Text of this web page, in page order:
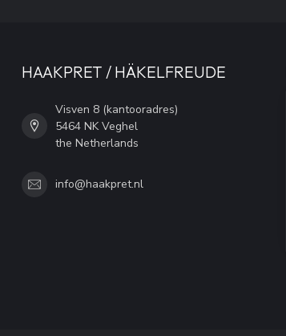
HAAKPRET / HÄKELFREUDE
Visven 8 (kantooradres)
5464 NK Veghel
the Netherlands
info@haakpret.nl